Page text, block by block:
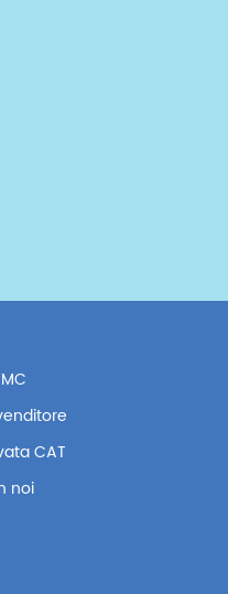
CAT
noi